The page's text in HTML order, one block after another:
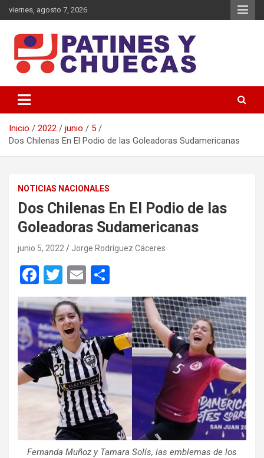
Saltar
al
viernes, agosto 7, 2026
Patines y Chuecas
Inicio 2022 junio
5
Dos Chilenas En El Podio de las Goleadoras Sudamericanas
NOTICIAS NACIONALES
Dos Chilenas En El Podio de las
Goleadoras Sudamericanas
junio 5, 2022 Jorge Rodríguez Cáceres
F
a
ce
b
o
o
k
T
wi
tt
er
E
m
ail
o
m
p
ar
tir
Fernanda Muñoz y Tamara Solís, las emblemas de los